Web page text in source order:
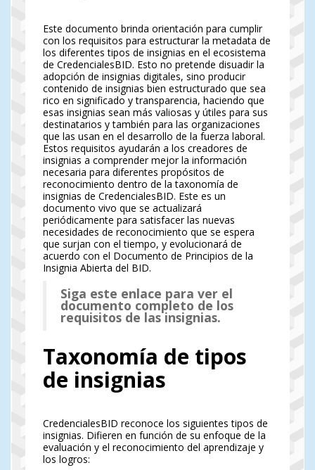
Este documento brinda orientación para cumplir
con los requisitos para estructurar la metadata de
los diferentes tipos de insignias en el ecosistema
de CredencialesBID. Esto no pretende disuadir la
adopción de insignias digitales, sino producir
contenido de insignias bien estructurado que sea
rico en significado y transparencia, haciendo que
esas insignias sean más valiosas y útiles para sus
destinatarios y también para las organizaciones
que las usan en el desarrollo de la fuerza laboral.
Estos requisitos ayudarán a los creadores de
insignias a comprender mejor la información
necesaria para diferentes propósitos de
reconocimiento dentro de la taxonomía de
insignias de CredencialesBID. Este es un
documento vivo que se actualizará
periódicamente para satisfacer las nuevas
necesidades de reconocimiento que se espera
que surjan con el tiempo, y evolucionará de
acuerdo con el Documento de Principios de la
Insignia Abierta del BID.
Siga este enlace para ver el
documento completo de los
requisitos de las insignias.
Taxonomía de tipos
de insignias
CredencialesBID reconoce los siguientes tipos de
insignias. Difieren en función de su enfoque de la
evaluación y el reconocimiento del aprendizaje y
los logros: